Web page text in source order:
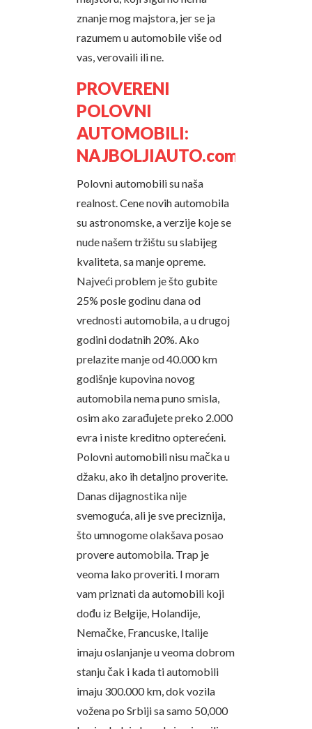
znanje mog majstora, jer se ja
razumem u automobile više od
vas, verovaili ili ne.
PROVERENI
POLOVNI
AUTOMOBILI:
NAJBOLJIAUTO.com
Polovni automobili su naša
realnost. Cene novih automobila
su astronomske, a verzije koje se
nude našem tržištu su slabijeg
kvaliteta, sa manje opreme.
Najveći problem je što gubite
25% posle godinu dana od
vrednosti automobila, a u drugoj
godini dodatnih 20%. Ako
prelazite manje od 40.000 km
godišnje kupovina novog
automobila nema puno smisla,
osim ako zarađujete preko 2.000
evra i niste kreditno opterećeni.
Polovni automobili nisu mačka u
džaku, ako ih detaljno proverite.
Danas dijagnostika nije
svemoguća, ali je sve preciznija,
što umnogome olakšava posao
provere automobila. Trap je
veoma lako proveriti. I moram
vam priznati da automobili koji
dođu iz Belgije, Holandije,
Nemačke, Francuske, Italije
imaju oslanjanje u veoma dobrom
stanju čak i kada ti automobili
imaju 300.000 km, dok vozila
vožena po Srbiji sa samo 50,000